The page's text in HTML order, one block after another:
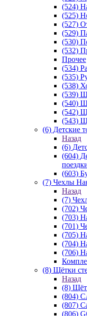
(524)
(525)
(527)
(529)
(530)
(532)
Прочее
(534)
(535)
(538)
(539)
(540)
(542)
(543)
(6) Детские
Назад
(6)
(604)
(603)
(7) Чехлы
Назад
(7)
(702)
(703)
(701)
(705)
(704)
(706)
(8) Щётки
Назад
(8)
(804)
(807)
(806)